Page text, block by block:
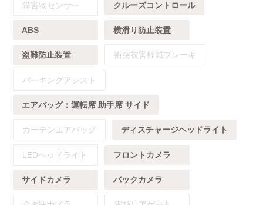
障害物センサー クルーズコントロール
ABS 横滑り防止装置
盗難防止装置 衝突被害軽減ブレーキ
パーキングアシスト
エアバッグ： 運転席 助手席 サイド
カーテンエアバッグ ディスチャージヘッドライト
LEDヘッドライト フロントカメラ
サイドカメラ バックカメラ